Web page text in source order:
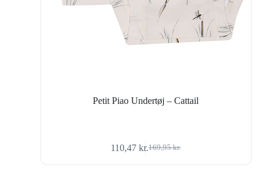
Petit Piao Undertøj – Cattail
169,95kr.
Den
110,47kr.Den